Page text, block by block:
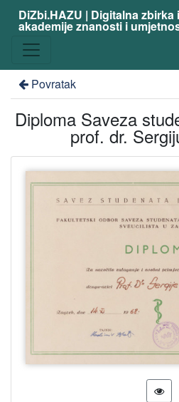
DiZbi.HAZU | Digitalna
akademije znanosti i
Povratak
Diploma Saveza
prof. dr.